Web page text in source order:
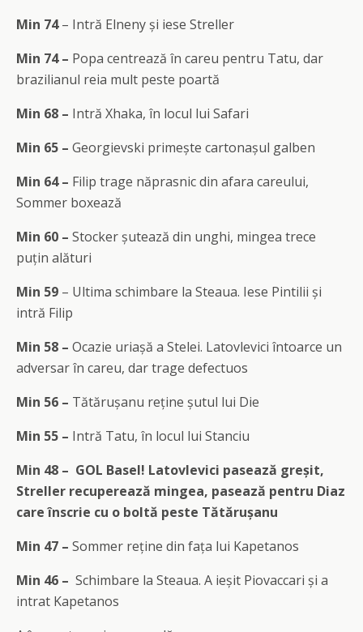
Min 74– Intră Elneny și iese Streller
Min 74 – Popa centrează în careu pentru Tatu, dar
brazilianul reia mult peste poartă
Min 68 – Intră Xhaka, în locul lui Safari
Min 65 – Georgievski primește cartonașul galben
Min 64 – Filip trage năprasnic din afara careului,
Sommer boxează
Min 60 – Stocker șutează din unghi, mingea trece
puțin alături
Min 59 – Ultima schimbare la Steaua. Iese Pintilii și
intră Filip
Min 58 – Ocazie uriașă a Stelei. Latovlevici întoarce un
adversar în careu, dar trage defectuos
Min 56 – Tătărușanu reține șutul lui Die
Min 55 – Intră Tatu, în locul lui Stanciu
Min 48 – GOL Basel! Latovlevici pasează greșit,
Streller recuperează mingea, pasează pentru Diaz
care înscrie cu o boltă peste Tătărușanu
Min 47 – Sommer reține din fața lui Kapetanos
Min 46 – Schimbare la Steaua. A ieșit Piovaccari și a
intrat Kapetanos